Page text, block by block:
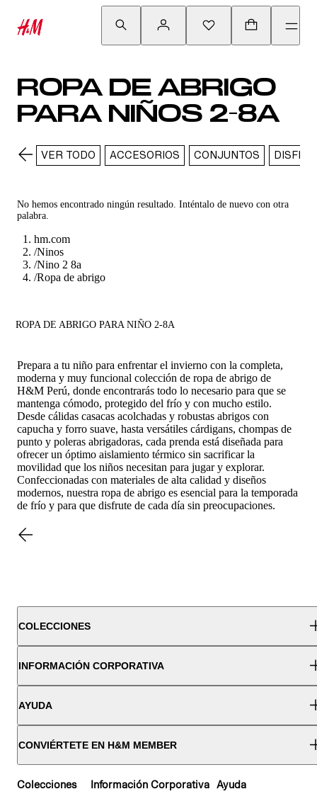
ROPA DE ABRIGO
PARA NIÑOS 2-8A
VER TODO ACCESORIOS CONJUNTOS
No hemos encontrado ningún resultado. Inténtalo de nuevo con otra
palabra.
hm.com
/Ninos
/Nino 2 8a
/Ropa de abrigo
ROPA DE ABRIGO PARA NIÑO 2-8A
Prepara a tu niño para enfrentar el invierno con la completa,
moderna y muy funcional colección de ropa de abrigo de
H&M Perú, donde encontrarás todo lo necesario para que se
mantenga cómodo, protegido del frío y con mucho estilo.
Desde cálidas casacas acolchadas y robustas abrigos con
capucha y forro suave, hasta versátiles cárdigans, chompas de
punto y poleras abrigadoras, cada prenda está diseñada para
ofrecer un óptimo aislamiento térmico sin sacrificar la
movilidad que los niños necesitan para jugar y explorar.
Confeccionadas con materiales de alta calidad y diseños
modernos, nuestra ropa de abrigo es esencial para la temporada
de frío y para que disfrute de cada día sin preocupaciones.
COLECCIONES
INFORMACIÓN CORPORATIVA
AYUDA
CONVIÉRTETE EN H&M MEMBER
Colecciones Información Corporativa Ayuda